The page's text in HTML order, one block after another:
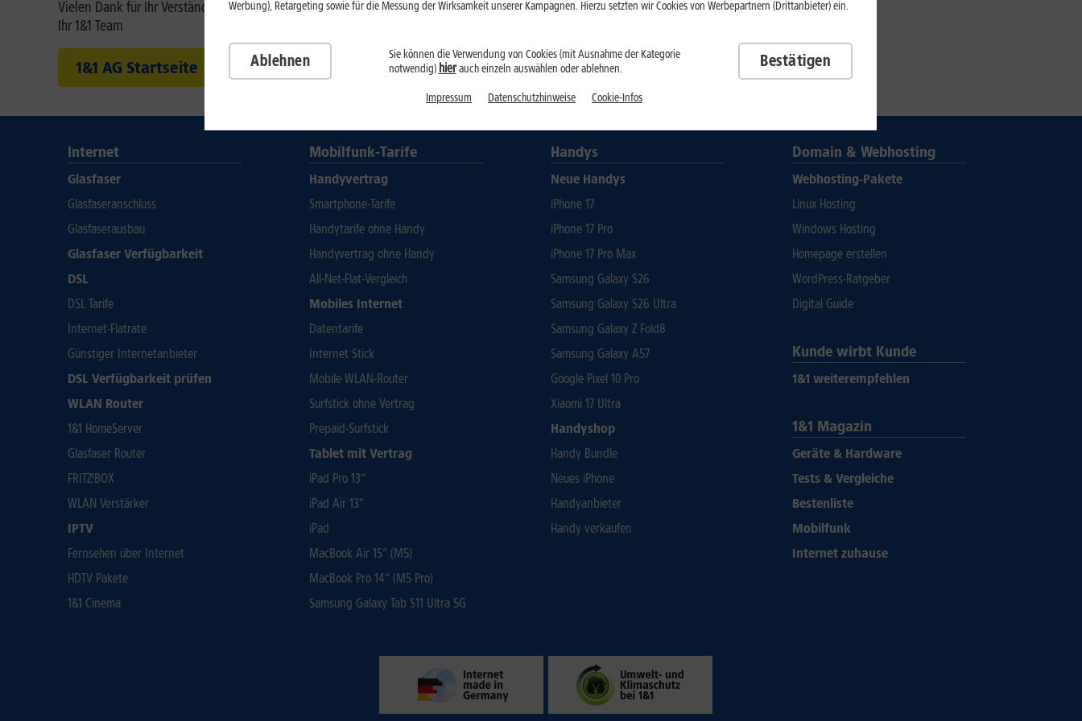
Vielen Dank für Ihr Verständnis.
Ihr 1&1 Team
1&1 AG Startseite
Internet
Glasfaser
Glasfaseranschluss
Glasfaserausbau
Glasfaser Verfügbarkeit
DSL
DSL Tarife
Internet-Flatrate
Günstiger Internetanbieter
DSL Verfügbarkeit prüfen
WLAN Router
1&1 HomeServer
Glasfaser Router
FRITZ!BOX
WLAN Verstärker
IPTV
Fernsehen über Internet
HDTV Pakete
1&1 Cinema
Mobilfunk-Tarife
Handyvertrag
Smartphone-Tarife
Handytarife ohne Handy
Handyvertrag ohne Handy
All-Net-Flat-Vergleich
Mobiles Internet
Datentarife
Internet Stick
Mobile WLAN-Router
Surfstick ohne Vertrag
Prepaid-Surfstick
Tablet mit Vertrag
iPad Pro 13“
iPad Air 13"
iPad
MacBook Air 15“ (M5)
MacBook Pro 14“ (M5 Pro)
Samsung Galaxy Tab S11 Ultra 5G
Handys
Neue Handys
iPhone 17
iPhone 17 Pro
iPhone 17 Pro Max
Samsung Galaxy S26
Samsung Galaxy S26 Ultra
Samsung Galaxy Z Fold8
Samsung Galaxy A57
Google Pixel 10 Pro
Xiaomi 17 Ultra
Handyshop
Handy Bundle
Neues iPhone
Handyanbieter
Handy verkaufen
Domain & Webhosting
Webhosting-Pakete
Linux Hosting
Windows Hosting
Homepage erstellen
WordPress-Ratgeber
Digital Guide
Kunde wirbt Kunde
1&1 weiterempfehlen
1&1 Magazin
Geräte & Hardware
Tests & Vergleiche
Bestenliste
Mobilfunk
Internet zuhause
Werbung), Retargeting sowie für die Messung der Wirksamkeit unserer Kampagnen. Hierzu setzten wir Cookies von Werbepartnern (Drittanbieter) ein.
Ablehnen
Sie können die Verwendung von Cookies (mit Ausnahme der Kategorie
notwendig) hierauch einzeln auswählen oder ablehnen. Bestätigen
Impressum Datenschutzhinweise Cookie-Infos